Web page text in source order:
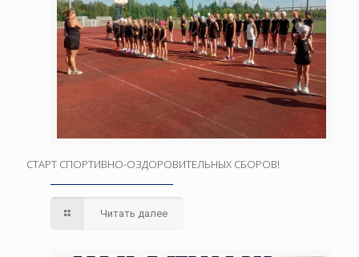
СТАРТ СПОРТИВНО-ОЗДОРОВИТЕЛЬНЫХ СБОРОВ!
Читать далее